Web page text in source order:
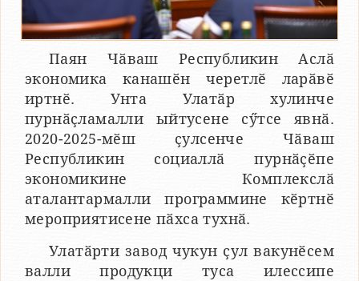
Паян Чӑваш Республикин Аслӑ
экономика канашӗн черетлӗ ларӑвӗ
иртнӗ. Унта Улатӑр хулинче
пурнӑҫламалли ыйтусене сӳтсе явнӑ.
2020-2025-мӗш ҫулсенче Чӑваш
Республикин социаллӑ пурнӑҫӗпе
экономикине Комплекслӑ
аталантармалли программине кӗртнӗ
мероприятисене пӑхса тухнӑ.
Улатӑрти завод чукун ҫул вакунӗсем
валли продукци туса илессипе